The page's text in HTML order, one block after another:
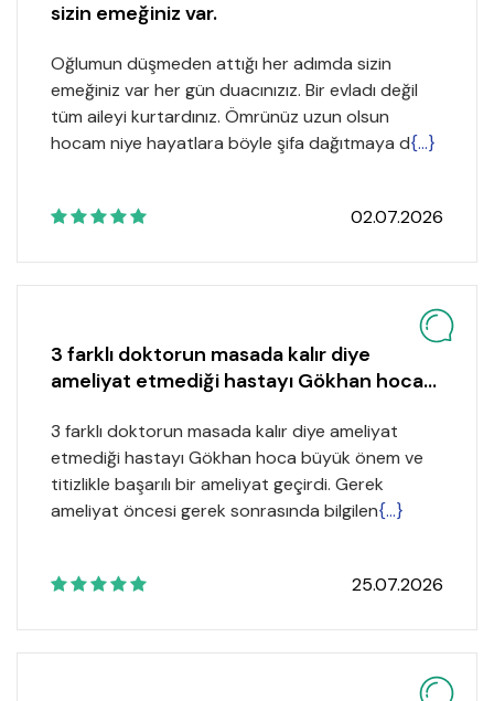
sizin emeğiniz var.
Oğlumun düşmeden attığı her adımda sizin
emeğiniz var her gün duacınızız. Bir evladı değil
tüm aileyi kurtardınız. Ömrünüz uzun olsun
hocam niye hayatlara böyle şifa dağıtmaya d{...}
02.07.2026
3 farklı doktorun masada kalır diye
ameliyat etmediği hastayı Gökhan hoca...
3 farklı doktorun masada kalır diye ameliyat
etmediği hastayı Gökhan hoca büyük önem ve
titizlikle başarılı bir ameliyat geçirdi. Gerek
ameliyat öncesi gerek sonrasında bilgilen{...}
25.07.2026